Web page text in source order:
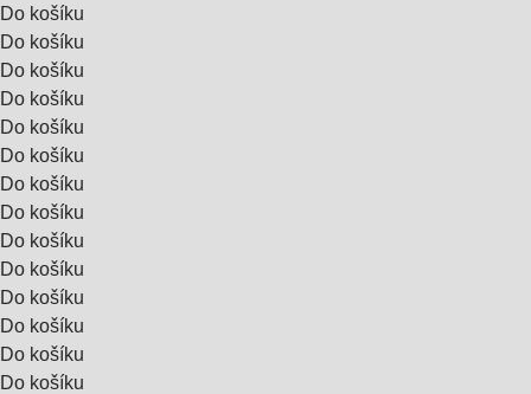
Do košíku
Do košíku
Do košíku
Do košíku
Do košíku
Do košíku
Do košíku
Do košíku
Do košíku
Do košíku
Do košíku
Do košíku
Do košíku
Do košíku